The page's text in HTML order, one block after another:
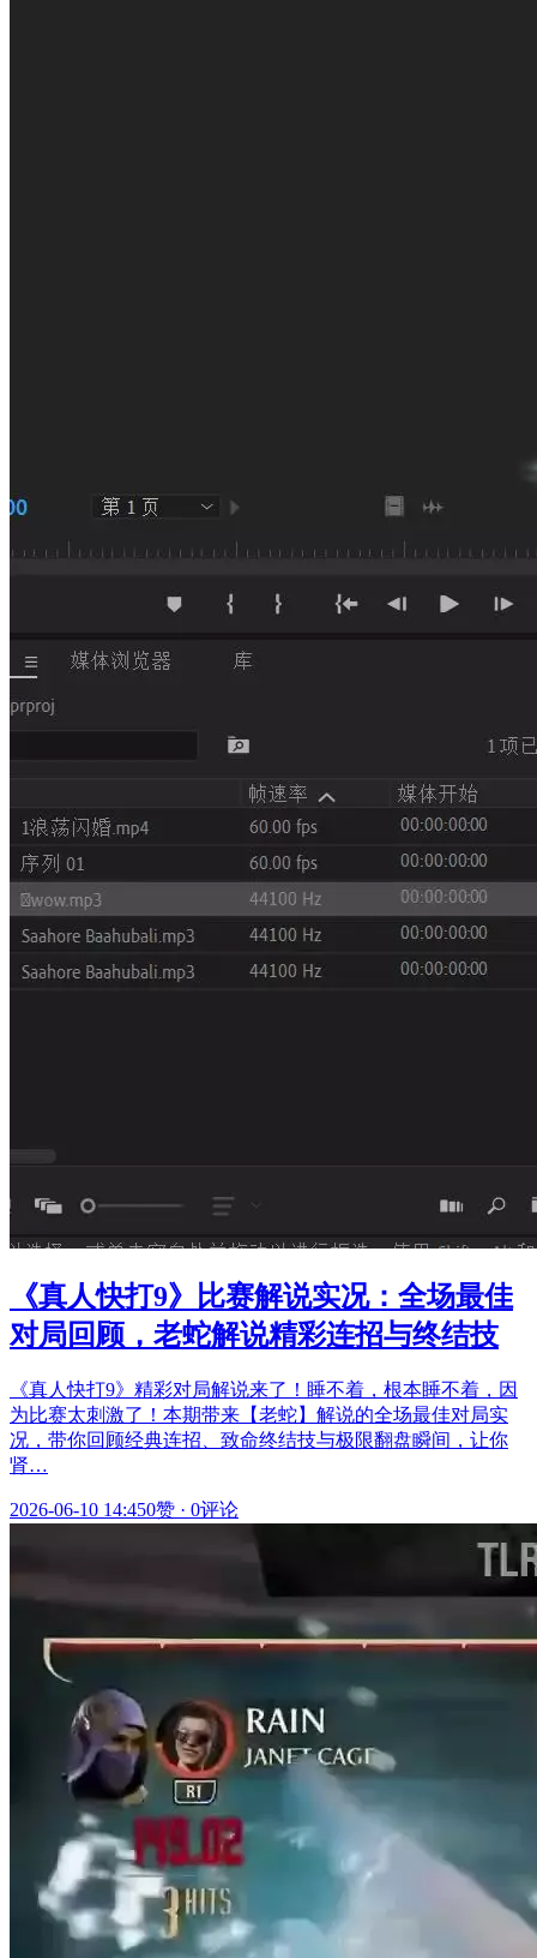
《真人快打9》比赛解说实况：全场最佳
对局回顾，老蛇解说精彩连招与终结技
《真人快打9》精彩对局解说来了！睡不着，根本睡不着，因
为比赛太刺激了！本期带来【老蛇】解说的全场最佳对局实
况，带你回顾经典连招、致命终结技与极限翻盘瞬间，让你
肾…
2026-06-10 14:450赞 · 0评论